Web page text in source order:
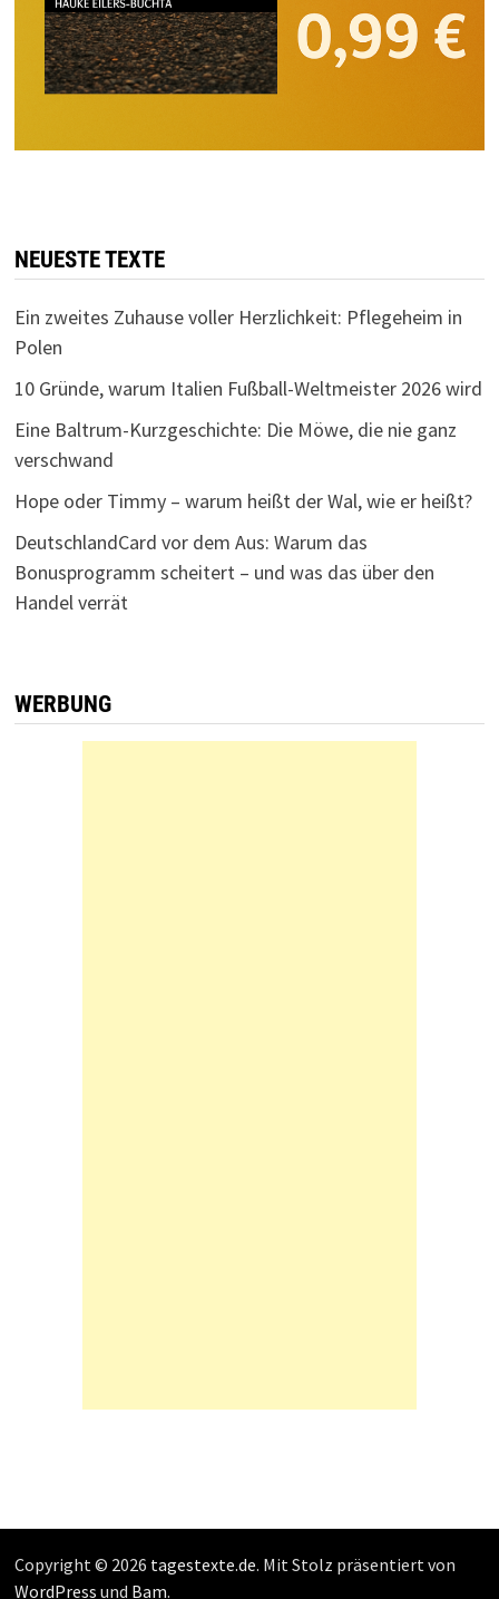
NEUESTE TEXTE
Ein zweites Zuhause voller Herzlichkeit: Pflegeheim in
Polen
10 Gründe, warum Italien Fußball-Weltmeister 2026 wird
Eine Baltrum-Kurzgeschichte: Die Möwe, die nie ganz
verschwand
Hope oder Timmy – warum heißt der Wal, wie er heißt?
DeutschlandCard vor dem Aus: Warum das
Bonusprogramm scheitert – und was das über den
Handel verrät
WERBUNG
Copyright © 2026 tagestexte.de. Mit Stolz präsentiert von
WordPress und Bam.